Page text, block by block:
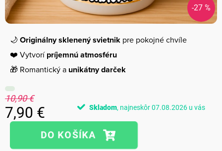
-27 %
🌙 Originálny sklenený svietnik pre pokojné chvíle
❤️ Vytvorípríjemnú atmosféru
🎁 Romantický a unikátny darček
10,90 €
7,90 €
Jednotková
Skladom 07.08.2026